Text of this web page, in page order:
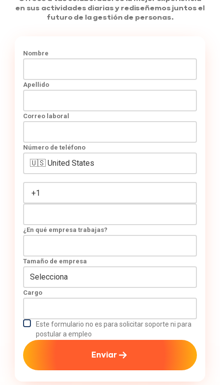
en sus actividades diarias y rediseñemos juntos el
futuro de la gestión de personas.
Nombre
Apellido
Correo laboral
Número de teléfono
¿En qué empresa trabajas?
Tamaño de empresa
Cargo
Este formulario no es para solicitar soporte ni para
postular a empleo
Enviar